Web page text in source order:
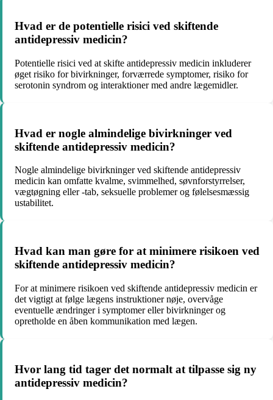
Hvad er de potentielle risici ved skiftende
antidepressiv medicin?
Potentielle risici ved at skifte antidepressiv medicin inkluderer
øget risiko for bivirkninger, forværrede symptomer, risiko for
serotonin syndrom og interaktioner med andre lægemidler.
Hvad er nogle almindelige bivirkninger ved
skiftende antidepressiv medicin?
Nogle almindelige bivirkninger ved skiftende antidepressiv
medicin kan omfatte kvalme, svimmelhed, søvnforstyrrelser,
vægtøgning eller -tab, seksuelle problemer og følelsesmæssig
ustabilitet.
Hvad kan man gøre for at minimere risikoen ved
skiftende antidepressiv medicin?
For at minimere risikoen ved skiftende antidepressiv medicin er
det vigtigt at følge lægens instruktioner nøje, overvåge
eventuelle ændringer i symptomer eller bivirkninger og
opretholde en åben kommunikation med lægen.
Hvor lang tid tager det normalt at tilpasse sig ny
antidepressiv medicin?